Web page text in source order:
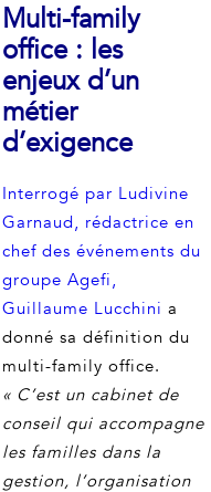
Multi-family
office : les
enjeux d’un
métier
d’exigence
Interrogé par Ludivine
Garnaud, rédactrice en
chef des événements du
groupe Agefi,
Guillaume Lucchini a
donné sa définition du
multi-family office.
« C’est un cabinet de
conseil qui accompagne
les familles dans la
gestion, l’organisation